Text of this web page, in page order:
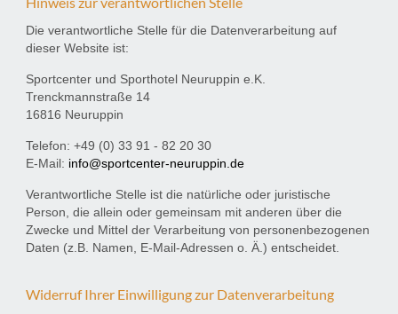
Die verantwortliche Stelle für die Datenverarbeitung auf
dieser Website ist:
Sportcenter und Sporthotel Neuruppin e.K.
Trenckmannstraße 14
16816 Neuruppin
Telefon: +49 (0) 33 91 - 82 20 30
E-Mail: info@sportcenter-neuruppin.de
Verantwortliche Stelle ist die natürliche oder juristische
Person, die allein oder gemeinsam mit anderen über die
Zwecke und Mittel der Verarbeitung von personenbezogenen
Daten (z.B. Namen, E-Mail-Adressen o. Ä.) entscheidet.
Widerruf Ihrer Einwilligung zur Datenverarbeitung